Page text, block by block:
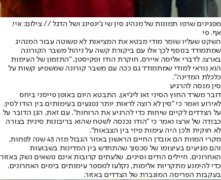
מפגינים שרפו תמונות של מנהיג סין שי ג'ינפינג ושל הדגל // צילום: איי.
אף. פי
השקט שעליו שומר מודי מבטא את המציאות לא פשוטה עבור המנהיג
שמתמודד בנוסף לכך אלו עם ביקורת קשה על ניהול משבר הקורונה
בארצו. לדברי אליסה איירס, חוקרת הודו ופקיסטן, "התזמון של העימות
הוא נוראי למודי שמתמודד גם ככה עם משבר קורונה שמשפיע קשות על
כלכלת המדינה".
סין מנסה להרגיע
דובר משרד החוץ הסיני זאו ליג'יאן, התבטא היום באופן פייסני ביחס
לאירוע ואמר כי "סין לא רוצה לראות יותר נפגעים בעימותים בין הודו לסין.
על הצדדים לקיים שיחות כדי להרגיע את הרוחות". עם זאת, הגן הדובר על
כבודה של ארצו ואמר כי "הודו נכנסה לשטח שהוא בריבונות סינית בצורה
לא חוקית ולכן היה עימות פיזי בין הצבאות".
מקרי המוות הם אובדן החיים הראשון באזור הגבול מזה 45 שנה לפחות,
והם מגיעים בעיצומו של סכסוך שהתחדש בין המדינות בשבועות
האחרונים. חיילים הודים וסינים, שלעתים קרובות אינם נושאים נשק באזור
כדי להימנע מתקריות אלימות, נקלעו למספר עימותים בימים האחרונים,
בעקבות הפריסה המוגברת של הצדדים באזור.